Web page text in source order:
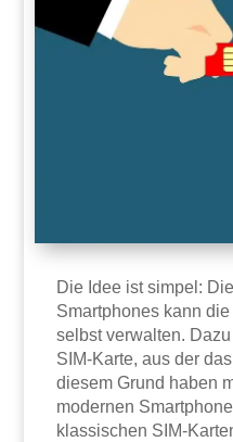
Die Idee ist simpel: Die
Smartphones kann die
selbst verwalten.
SIM-Karte, aus der
diesem Grund haben
modernen
klassischen SIM-